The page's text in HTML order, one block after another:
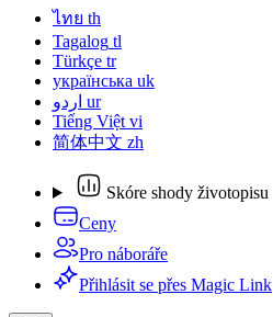
ไทย th
Tagalog tl
Türkçe tr
українська uk
اردو ur
Tiếng Việt vi
简体中文 zh
Skóre shody životopisu
Ceny
Pro náboráře
Přihlásit se přes Magic Link